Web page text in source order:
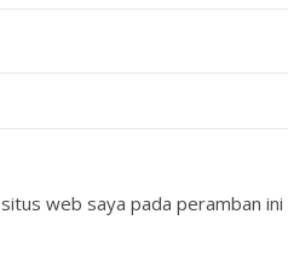
web saya pada peramban